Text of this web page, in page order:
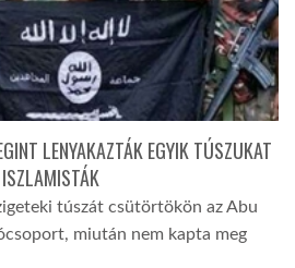
LENYAKAZTÁK EGYIK TÚSZUKAT
túszát csütörtökön az Abu
miután nem kapta meg